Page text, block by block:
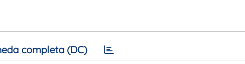
completa (DC)